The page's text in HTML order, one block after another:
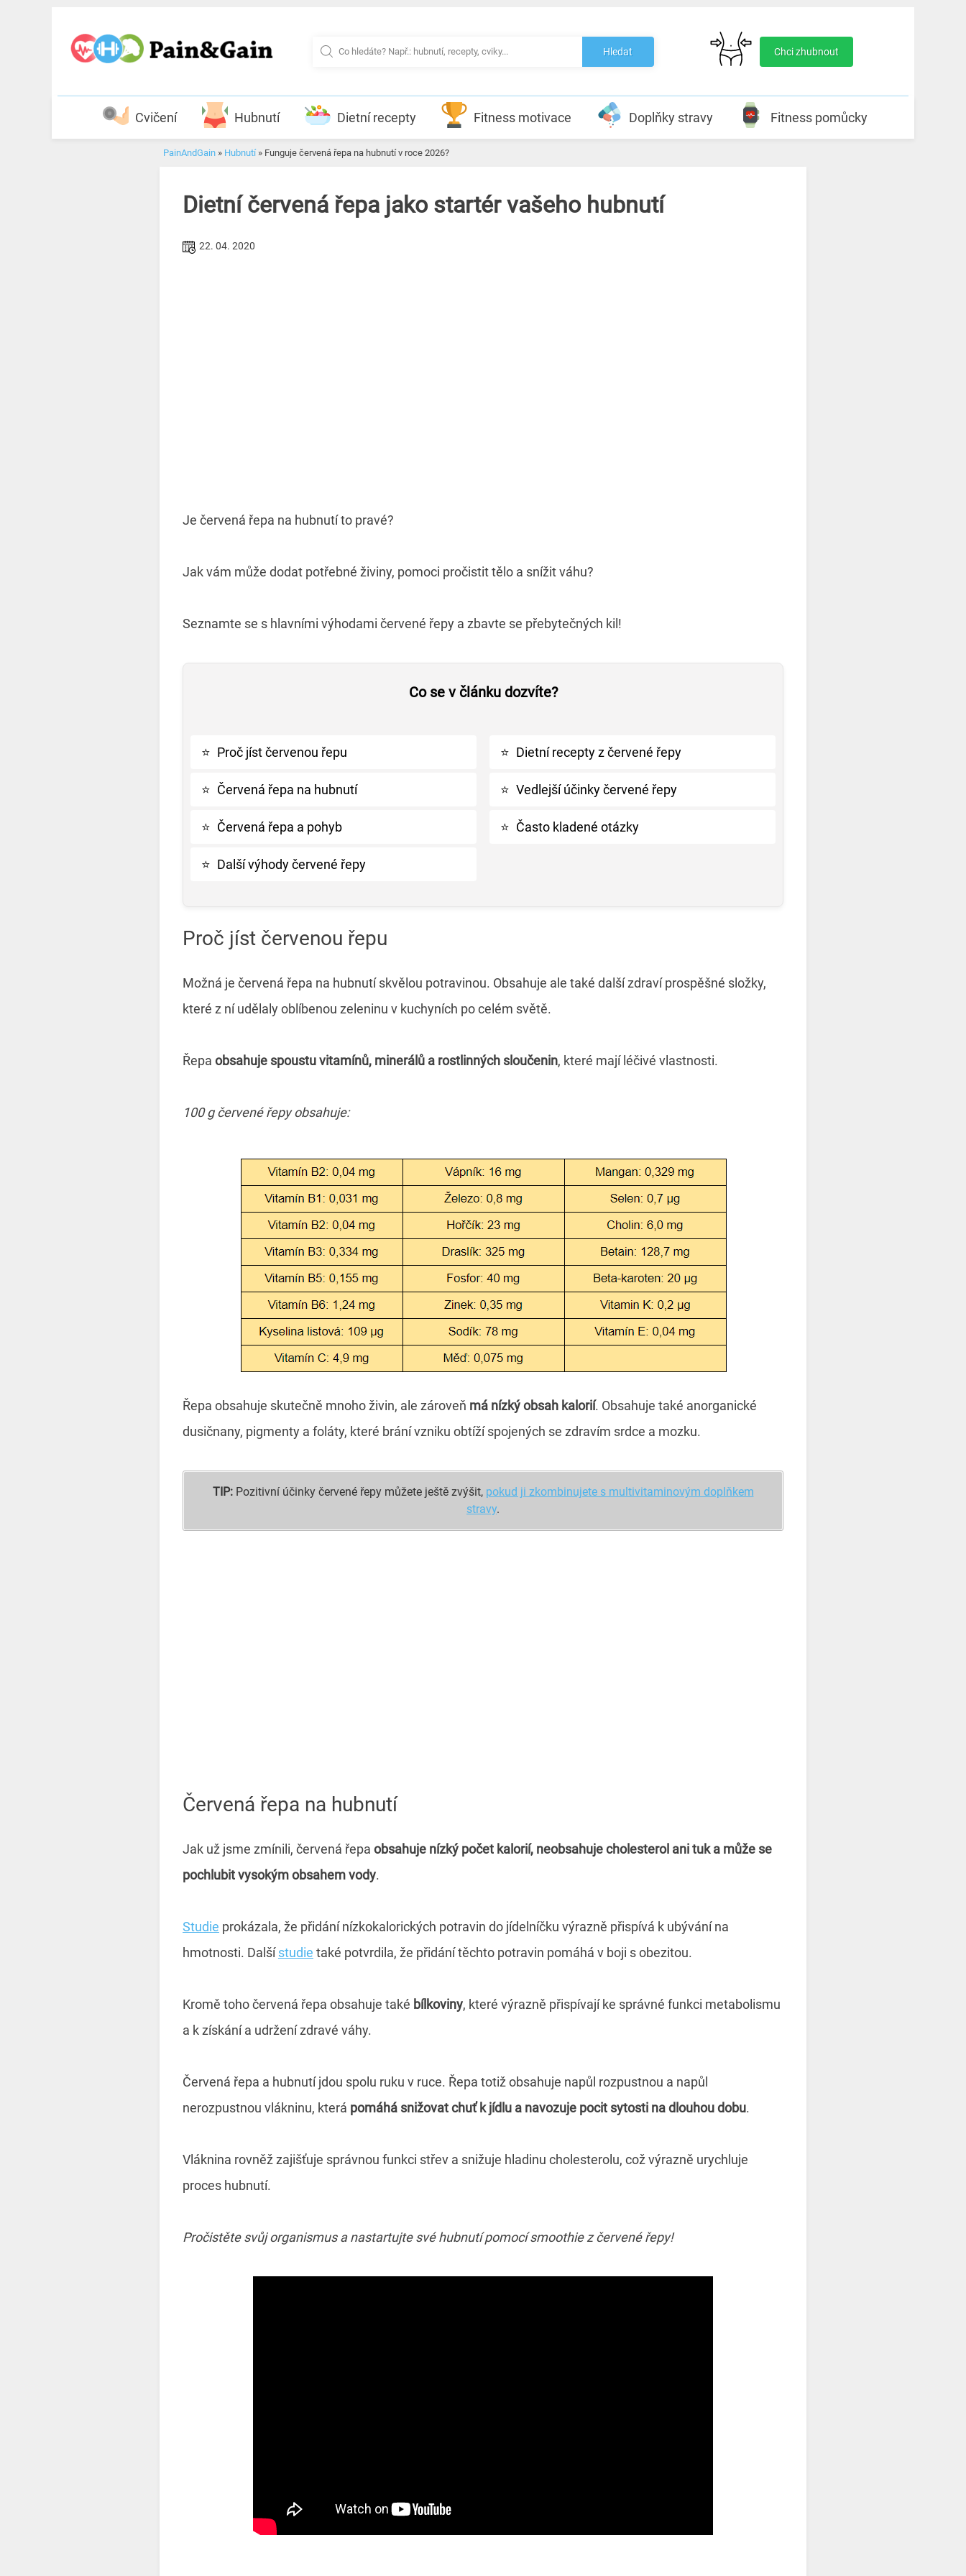
Hledat Chci zhubnout
Cvičení Hubnutí Dietní recepty Fitness motivace Doplňky stravy Fitness pomůcky
PainAndGain » Hubnutí» Funguje červená řepa na hubnutí v roce 2026?
Dietní červená řepa jako startér vašeho hubnutí
22. 04. 2020
Je červená řepa na hubnutí to pravé?
Jak vám může dodat potřebné živiny, pomoci pročistit tělo a snížit váhu?
Seznamte se s hlavními výhodami červené řepy a zbavte se přebytečných kil!
Co se v článku dozvíte?
⭐ Proč jíst červenou řepu
⭐ Červená řepa na hubnutí
⭐ Červená řepa a pohyb
⭐ Další výhody červené řepy
⭐ Dietní recepty z červené řepy
⭐ Vedlejší účinky červené řepy
⭐ Často kladené otázky
Proč jíst červenou řepu
Možná je červená řepa na hubnutí skvělou potravinou. Obsahuje ale také další zdraví prospěšné složky,
které z ní udělaly oblíbenou zeleninu v kuchyních po celém světě.
Řepa obsahuje spoustu vitamínů, minerálů a rostlinných sloučenin, které mají léčivé vlastnosti.
100 g červené řepy obsahuje:
Řepa obsahuje skutečně mnoho živin, ale zároveň má nízký obsah kalorií. Obsahuje také anorganické
dusičnany, pigmenty a foláty, které brání vzniku obtíží spojených se zdravím srdce a mozku.
TIP:Pozitivní účinky červené řepy můžete ještě zvýšit, pokud ji zkombinujete s multivitaminovým doplňkem
stravy.
Červená řepa na hubnutí
Jak už jsme zmínili, červená řepa obsahuje nízký počet kalorií, neobsahuje cholesterol ani tuk a může se
pochlubit vysokým obsahem vody.
Studie prokázala, že přidání nízkokalorických potravin do jídelníčku výrazně přispívá k ubývání na
hmotnosti. Dalšístudie také potvrdila, že přidání těchto potravin pomáhá v boji s obezitou.
Kromě toho červená řepa obsahuje také bílkoviny, které výrazně přispívají ke správné funkci metabolismu
a k získání a udržení zdravé váhy.
Červená řepa a hubnutí jdou spolu ruku v ruce. Řepa totiž obsahuje napůl rozpustnou a napůl
nerozpustnou vlákninu, která pomáhá snižovat chuť k jídlu a navozuje pocit sytosti na dlouhou dobu.
Vláknina rovněž zajišťuje správnou funkci střev a snižuje hladinu cholesterolu, což výrazně urychluje
proces hubnutí.
Pročistěte svůj organismus a nastartujte své hubnutí pomocí smoothie z červené řepy!